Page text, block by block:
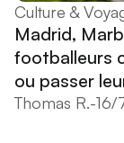
Culture &
Madrid,
footballeurs
ou passer
Thomas R.-16/